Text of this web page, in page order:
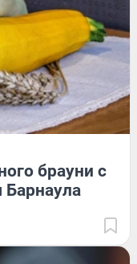
брауни с